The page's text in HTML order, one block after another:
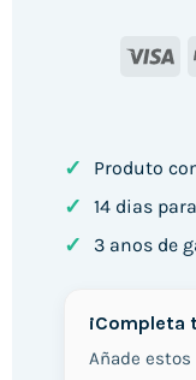
✓ Produto
✓ 14 dias
✓ 3 anos de
¡Completa
Añade